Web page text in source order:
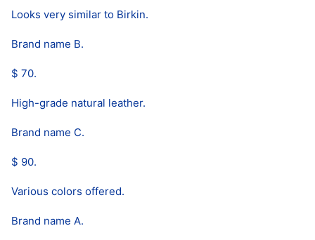
Looks very similar to Birkin.
Brand name B.
$ 70.
High-grade natural leather.
Brand name C.
$ 90.
Various colors offered.
Brand name A.